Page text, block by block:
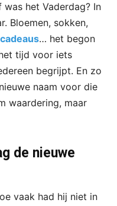
het Vaderdag? In
Bloemen, sokken,
cadeaus… het begon
tijd voor iets
begrijpt. En zo
naam voor die
waardering, maar
de nieuwe
vaak had hij niet in